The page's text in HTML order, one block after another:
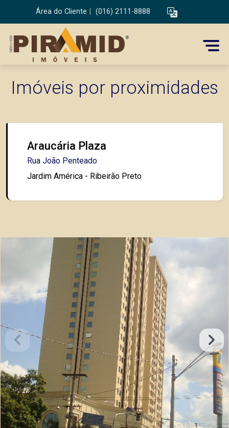
Área do Cliente (016) 2111-8888
Imóveis por proximidades
Araucária Plaza
Rua João Penteado
Jardim América - Ribeirão Preto